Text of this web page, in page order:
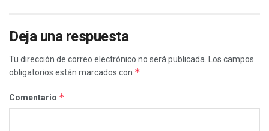
Deja una respuesta
Tu dirección de correo electrónico no será publicada.
Los campos
obligatorios están marcados con *
Comentario *